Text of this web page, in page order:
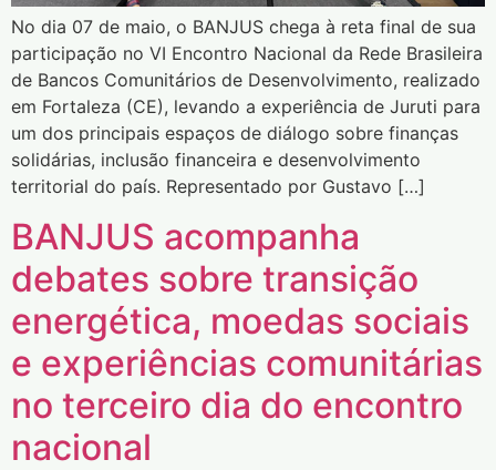
No dia 07 de maio, o BANJUS chega à reta final de sua
participação no VI Encontro Nacional da Rede Brasileira
de Bancos Comunitários de Desenvolvimento, realizado
em Fortaleza (CE), levando a experiência de Juruti para
um dos principais espaços de diálogo sobre finanças
solidárias, inclusão financeira e desenvolvimento
territorial do país. Representado por Gustavo […]
BANJUS acompanha
debates sobre transição
energética, moedas sociais
e experiências comunitárias
no terceiro dia do encontro
nacional